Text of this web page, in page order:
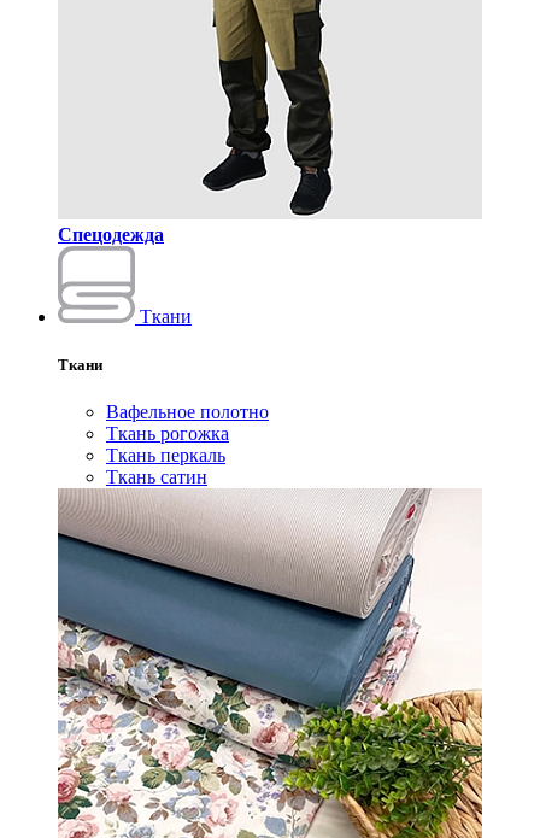
Спецодежда
Ткани
Ткани
Вафельное полотно
Ткань рогожка
Ткань перкаль
Ткань сатин